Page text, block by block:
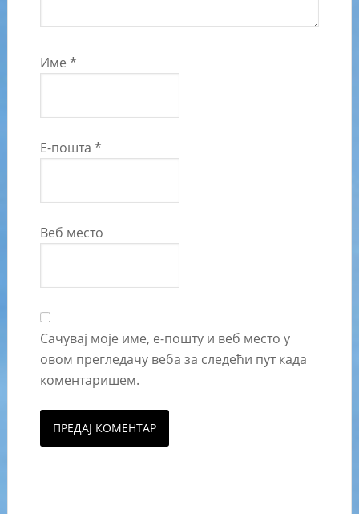
Име *
Е-пошта *
Веб место
Сачувај моје име, е-пошту и веб место у
овом прегледачу веба за следећи пут када
коментаришем.